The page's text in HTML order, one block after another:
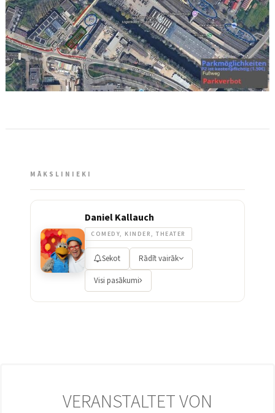
MĀKSLINIEKI
Daniel Kallauch
COMEDY, KINDER, THEATER
Sekot Rādīt vairāk
Visi pasākumi
VERANSTALTET VON